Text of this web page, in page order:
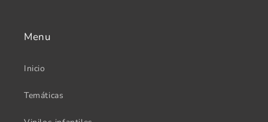
Menu
Inicio
Temáticas